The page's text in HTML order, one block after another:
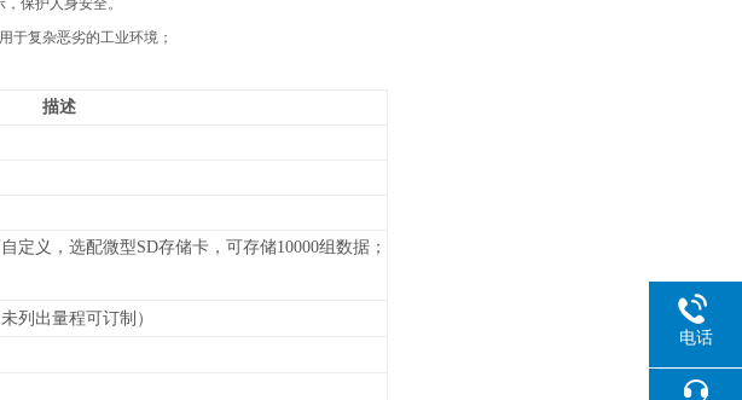
保护人身安全。
于复杂恶劣的工业环境；
描述
定义，选配微型SD存储卡，可存储10000组数据；
未列出量程可订制）
电话